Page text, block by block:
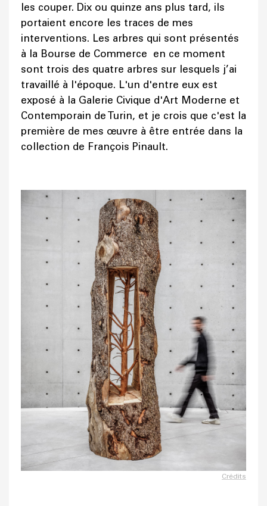
les couper. Dix ou quinze ans plus tard, ils
portaient encore les traces de mes
interventions. Les arbres qui sont présentés
à la Bourse de Commerce en ce moment
sont trois des quatre arbres sur lesquels j’ai
travaillé à l'époque. L'un d'entre eux est
exposé à la Galerie Civique d'Art Moderne et
Contemporain de Turin, et je crois que c'est la
première de mes œuvre à être entrée dans la
collection de François Pinault.
Crédits